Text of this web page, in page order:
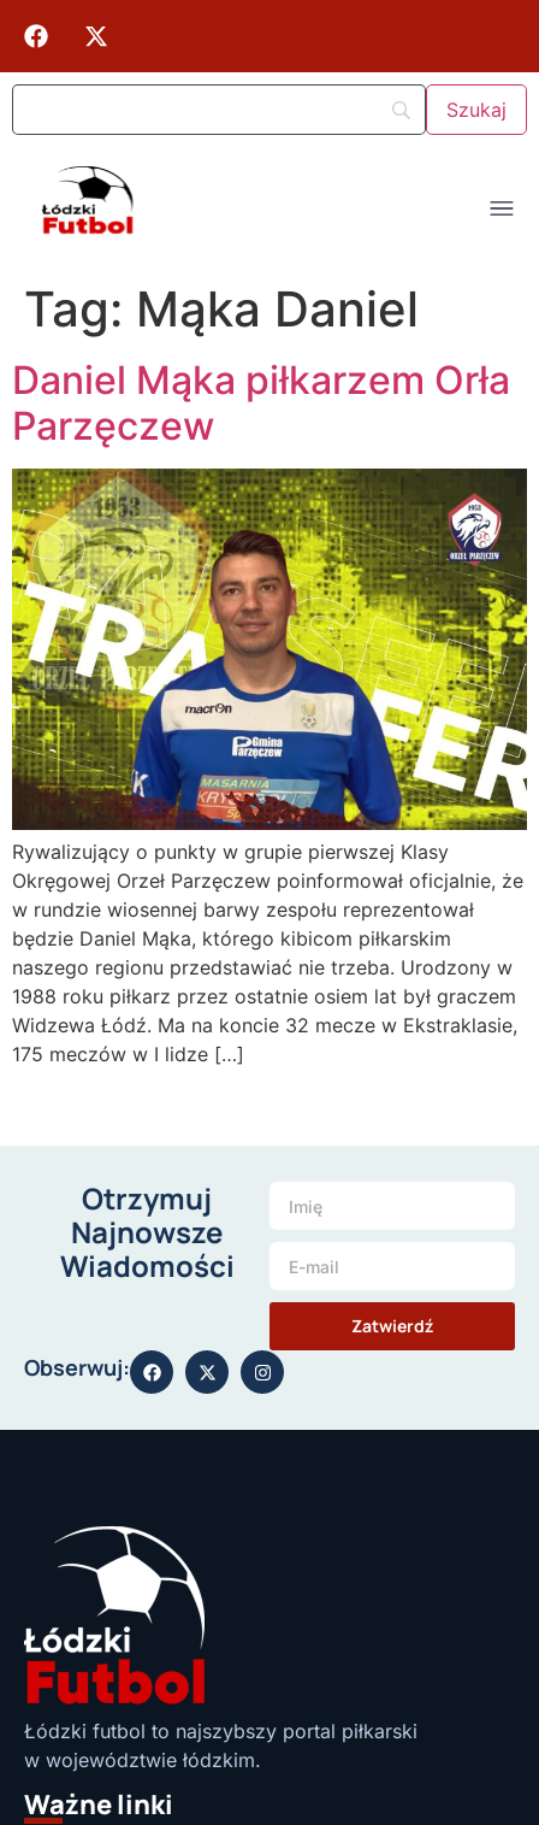
Tag: Mąka Daniel
Daniel Mąka piłkarzem Orła
Parzęczew
Rywalizujący o punkty w grupie pierwszej Klasy
Okręgowej Orzeł Parzęczew poinformował oficjalnie, że
w rundzie wiosennej barwy zespołu reprezentował
będzie Daniel Mąka, którego kibicom piłkarskim
naszego regionu przedstawiać nie trzeba. Urodzony w
1988 roku piłkarz przez ostatnie osiem lat był graczem
Widzewa Łódź. Ma na koncie 32 mecze w Ekstraklasie,
175 meczów w I lidze […]
Otrzymuj
Najnowsze
Wiadomości
Zatwierdź
Obserwuj:
Łódzki futbol to najszybszy portal piłkarski
w województwie łódzkim.
Ważne linki